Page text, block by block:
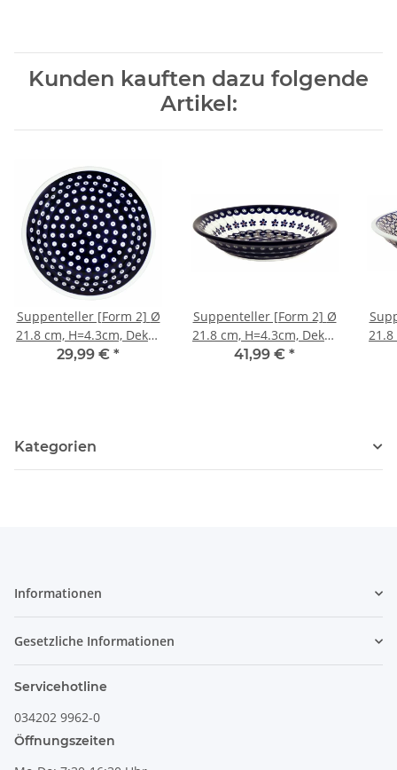
Kunden kauften dazu folgende
Artikel:
Suppenteller [Form 2] Ø
21.8 cm, H=4.3cm, Dekor
42
29,99 € *
Suppenteller [Form 2] Ø
21.8 cm, H=4.3cm, Dekor
166a
41,99 € *
21.8
Kategorien
Informationen
Gesetzliche Informationen
Servicehotline
034202 9962-0
Öffnungszeiten